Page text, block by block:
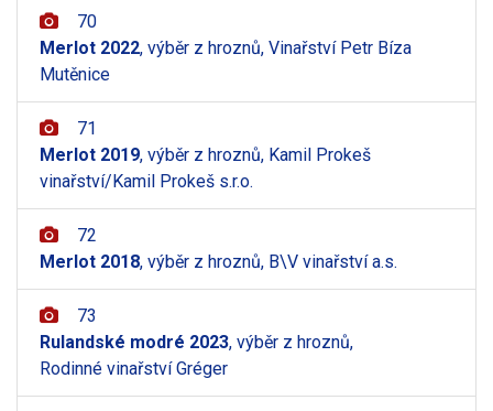
70
Merlot 2022, výběr z hroznů, Vinařství Petr Bíza
Mutěnice
71
Merlot 2019, výběr z hroznů, Kamil Prokeš
vinařství/Kamil Prokeš s.r.o.
72
Merlot 2018, výběr z hroznů, B\V vinařství a.s.
73
Rulandské modré 2023, výběr z hroznů,
Rodinné vinařství Gréger